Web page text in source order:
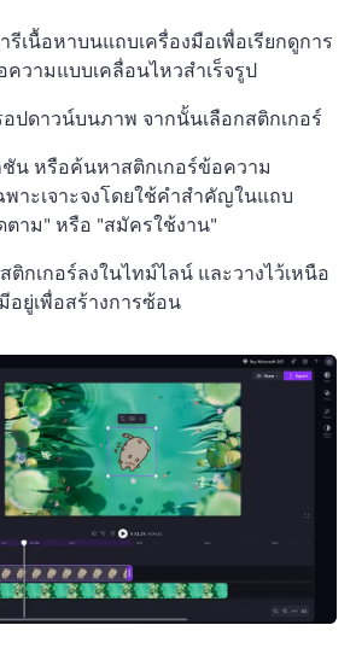
เนื้อหาบนแถบเครื่องมือเพื่อเรียกดูการ
ความแบบเคลื่อนไหวสำเร็จรูป
ปดาวน์บนภาพ จากนั้นเลือกสติกเกอร์
ชัน หรือค้นหาสติกเกอร์ข้อความ
พาะเจาะจงโดยใช้คําสําคัญในแถบ
ตาม" หรือ "สมัครใช้งาน"
ติกเกอร์ลงในไทม์ไลน์ และวางไว้เหนือ
อยู่เพื่อสร้างการซ้อน